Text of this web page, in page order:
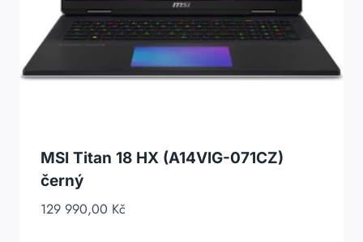
MSI Titan 18 HX (A14VIG-071CZ)
černý
129 990,00 Kč